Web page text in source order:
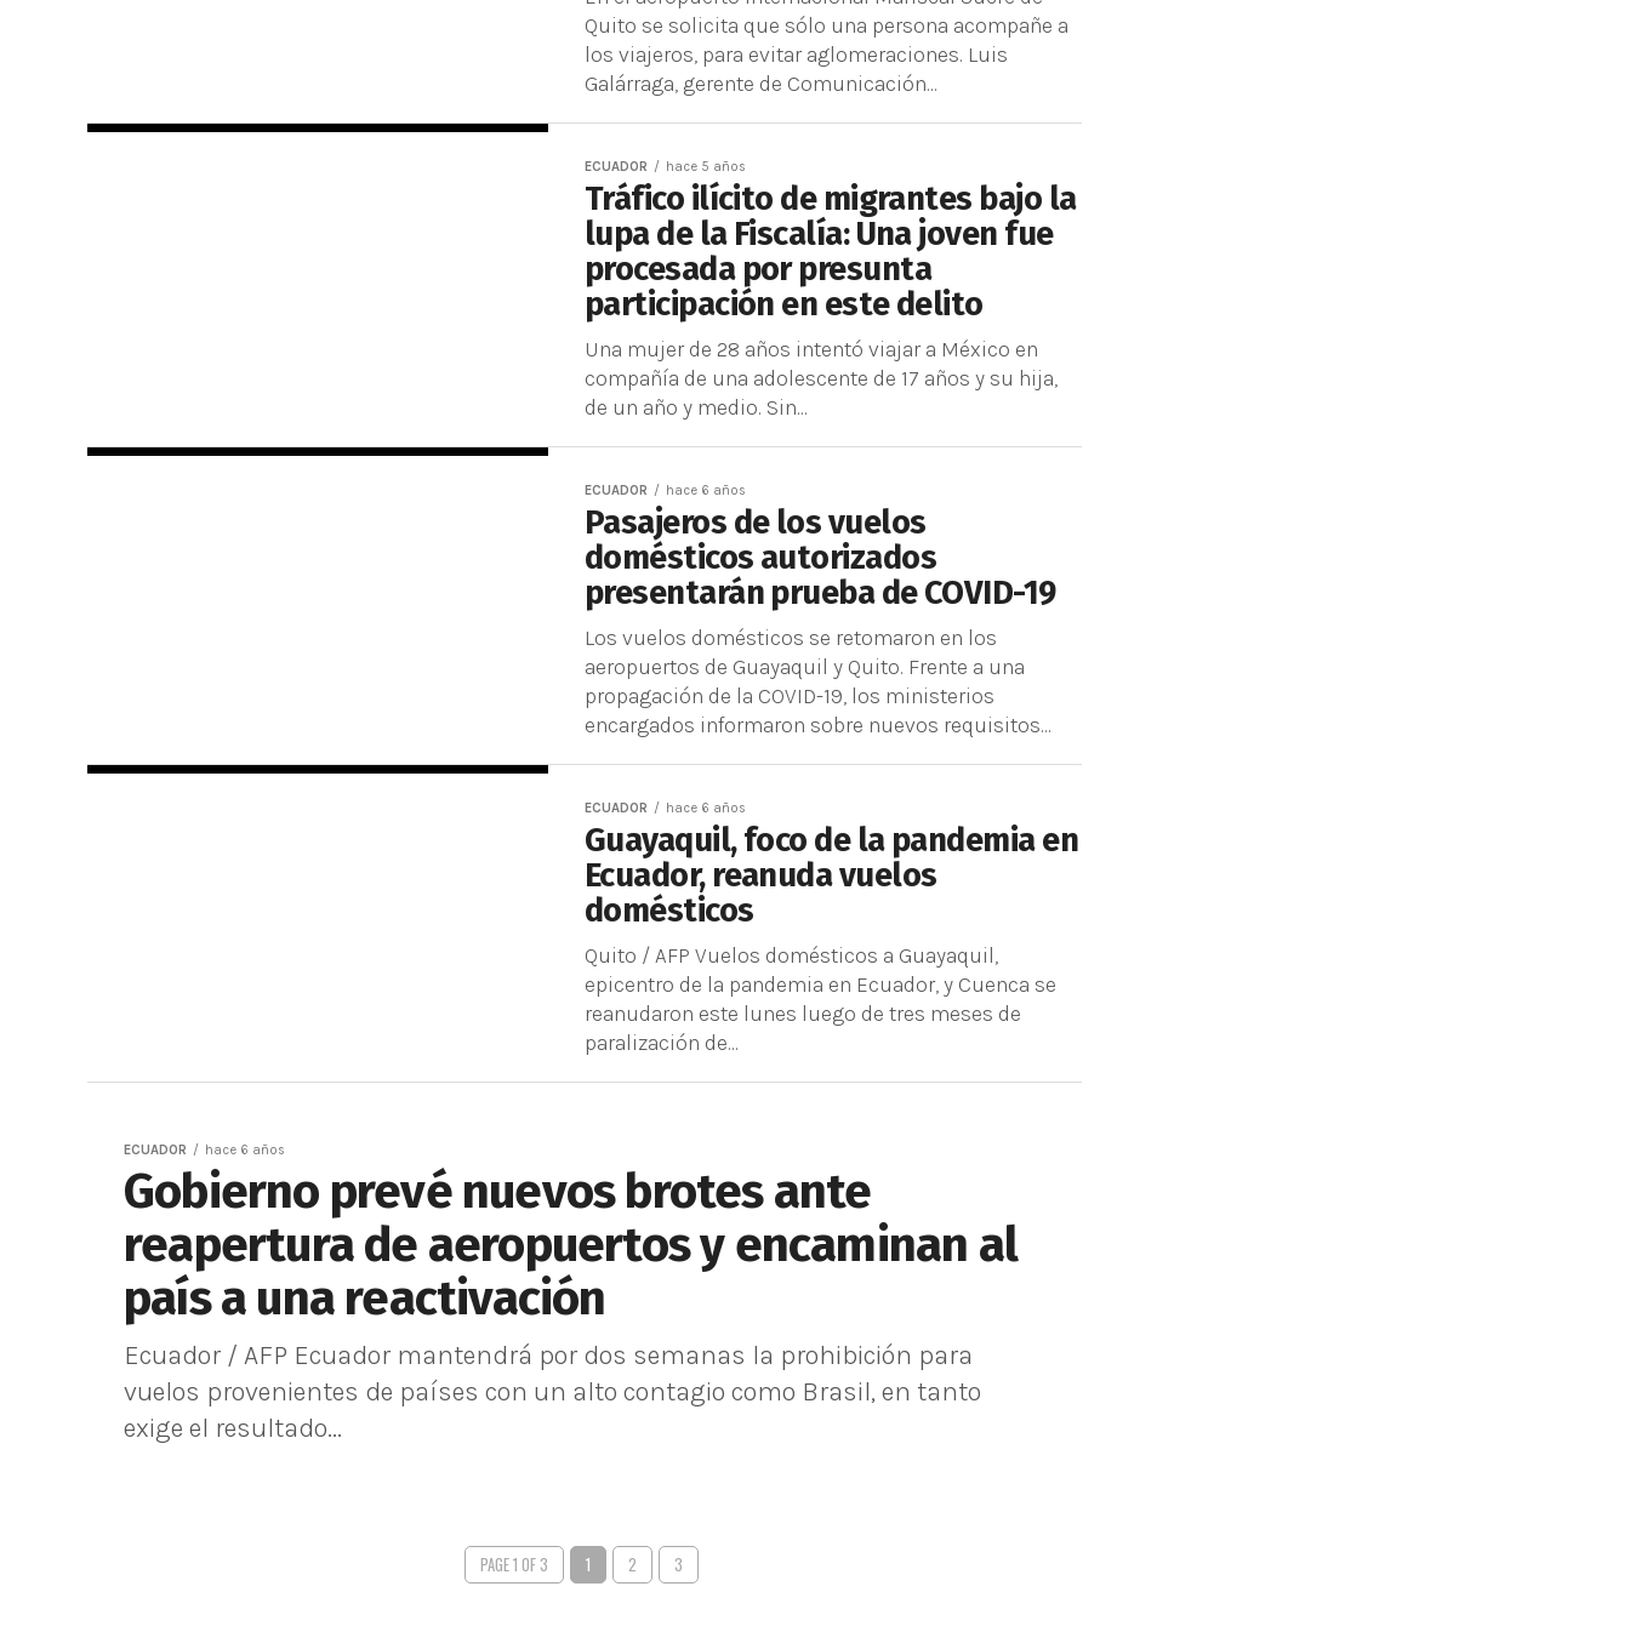
Quito se solicita que sólo una persona acompañe a
los viajeros, para evitar aglomeraciones. Luis
Galárraga, gerente de Comunicación...
ECUADOR hace 5 años
Tráfico ilícito de migrantes bajo la
lupa de la Fiscalía: Una joven fue
procesada por presunta
participación en este delito
Una mujer de 28 años intentó viajar a México en
compañía de una adolescente de 17 años y su hija,
de un año y medio. Sin...
ECUADOR hace 6 años
Pasajeros de los vuelos
domésticos autorizados
presentarán prueba de COVID-19
Los vuelos domésticos se retomaron en los
aeropuertos de Guayaquil y Quito. Frente a una
propagación de la COVID-19, los ministerios
encargados informaron sobre nuevos requisitos...
ECUADOR hace 6 años
Guayaquil, foco de la pandemia en
Ecuador, reanuda vuelos
domésticos
Quito / AFP Vuelos domésticos a Guayaquil,
epicentro de la pandemia en Ecuador, y Cuenca se
reanudaron este lunes luego de tres meses de
paralización de...
ECUADOR hace 6 años
Gobierno prevé nuevos brotes ante
reapertura de aeropuertos y encaminan al
país a una reactivación
Ecuador / AFP Ecuador mantendrá por dos semanas la prohibición para
vuelos provenientes de países con un alto contagio como Brasil, en tanto
exige el resultado...
PAGE 1 OF 3 1 2 3